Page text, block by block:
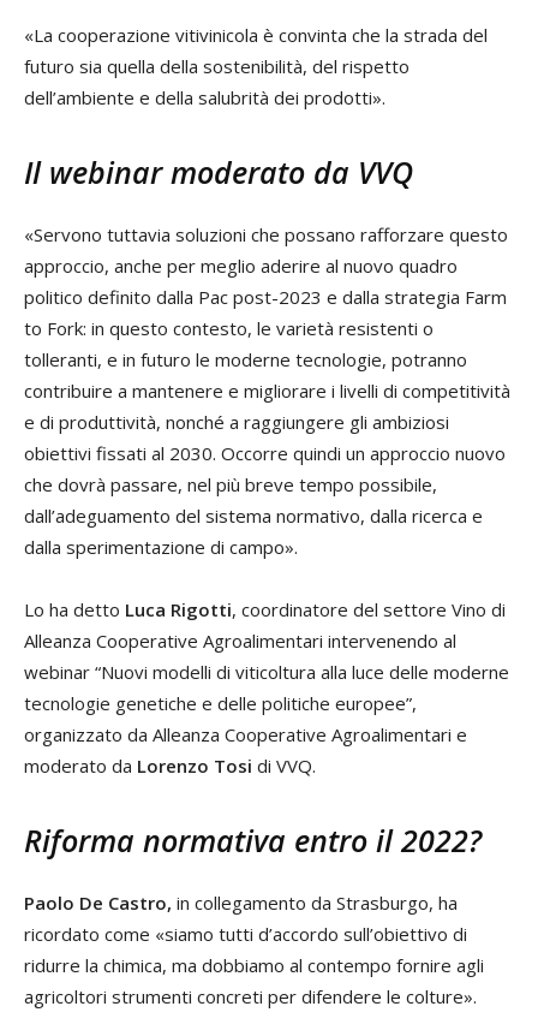
«La cooperazione vitivinicola è convinta che la strada del
futuro sia quella della sostenibilità, del rispetto
dell’ambiente e della salubrità dei prodotti».
Il webinar moderato da VVQ
«Servono tuttavia soluzioni che possano rafforzare questo
approccio, anche per meglio aderire al nuovo quadro
politico definito dalla Pac post-2023 e dalla strategia Farm
to Fork: in questo contesto, le varietà resistenti o
tolleranti, e in futuro le moderne tecnologie, potranno
contribuire a mantenere e migliorare i livelli di competitività
e di produttività, nonché a raggiungere gli ambiziosi
obiettivi fissati al 2030. Occorre quindi un approccio nuovo
che dovrà passare, nel più breve tempo possibile,
dall’adeguamento del sistema normativo, dalla ricerca e
dalla sperimentazione di campo».
Lo ha detto Luca Rigotti, coordinatore del settore Vino di
Alleanza Cooperative Agroalimentari intervenendo al
webinar “Nuovi modelli di viticoltura alla luce delle moderne
tecnologie genetiche e delle politiche europee”,
organizzato da Alleanza Cooperative Agroalimentari e
moderato da Lorenzo Tosi di VVQ.
Riforma normativa entro il 2022?
Paolo De Castro, in collegamento da Strasburgo, ha
ricordato come «siamo tutti d’accordo sull’obiettivo di
ridurre la chimica, ma dobbiamo al contempo fornire agli
agricoltori strumenti concreti per difendere le colture».